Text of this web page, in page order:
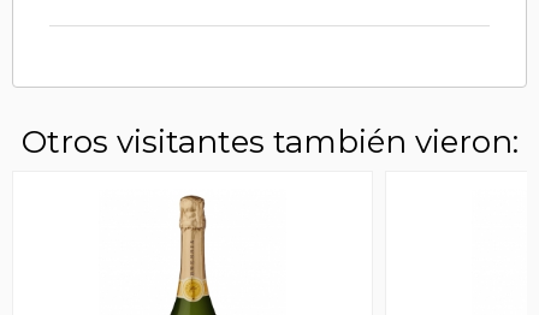
Otros visitantes también vieron: